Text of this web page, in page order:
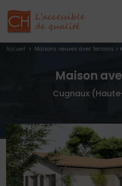
Accueil > Maisons neuves avec terrains >
Maison
Cugnaux